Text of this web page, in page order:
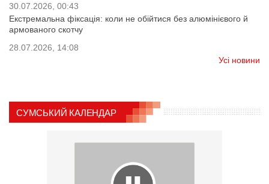
30.07.2026, 00:43
Екстремальна фіксація: коли не обійтися без алюмінієвого й
армованого скотчу
28.07.2026, 14:08
Усі новини
СУМСЬКИЙ КАЛЕНДАР